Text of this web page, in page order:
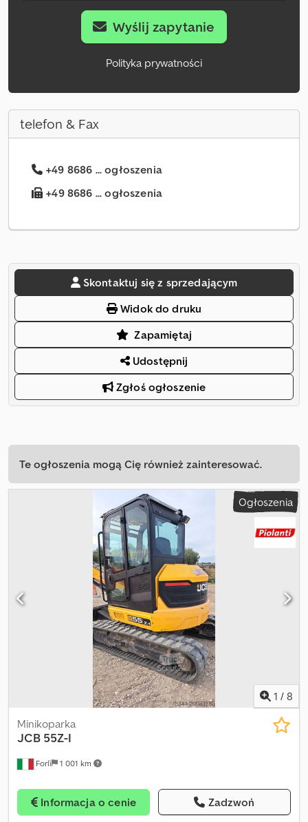
Wyślij zapytanie
Polityka prywatności
telefon & Fax
+49 8686 ... ogłoszenia
+49 8686 ... ogłoszenia
Skontaktuj się z sprzedającym
Widok do druku
Zapamiętaj
Udostępnij
Zgłoś ogłoszenie
Te ogłoszenia mogą Cię również zainteresować.
Ogłoszenia
1 / 8
Forlì 1 001 km
Minikoparka
JCB 55Z-I
Informacja o cenie Zadzwoń